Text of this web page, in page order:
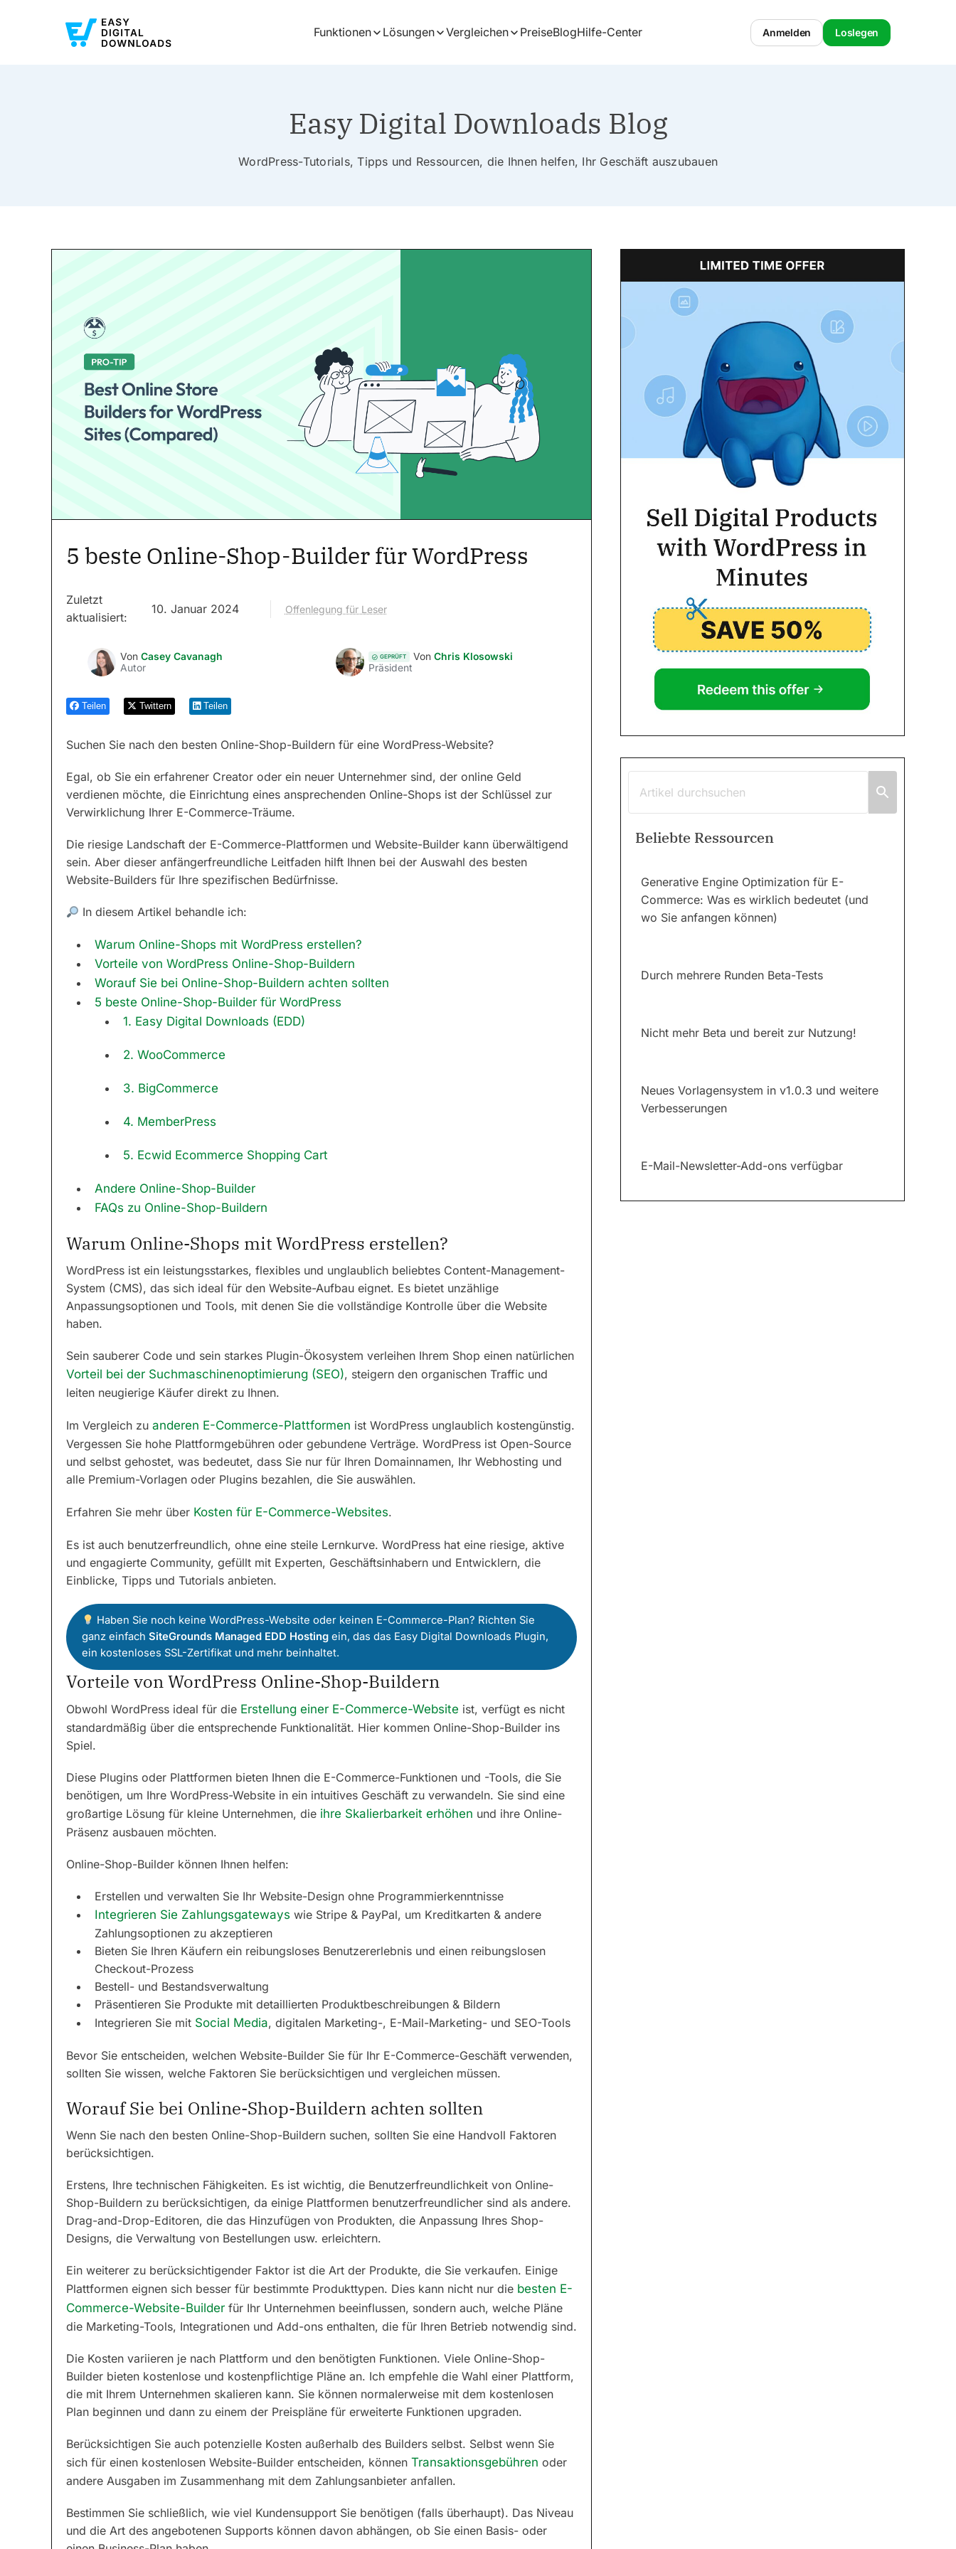
Funktionen Lösungen Vergleichen PreiseBlogHilfe-Center Anmelden Loslegen
Easy Digital Downloads Blog
WordPress-Tutorials, Tipps und Ressourcen, die Ihnen helfen, Ihr Geschäft auszubauen
5 beste Online-Shop-Builder für WordPress
Zuletzt
aktualisiert:
10. Januar 2024 Offenlegung für Leser
Von Casey Cavanagh
Autor
GEPRÜFT Von Chris Klosowski
Präsident
Teilen Twittern Teilen
Suchen Sie nach den besten Online-Shop-Buildern für eine WordPress-Website?
Egal, ob Sie ein erfahrener Creator oder ein neuer Unternehmer sind, der online Geld
verdienen möchte, die Einrichtung eines ansprechenden Online-Shops ist der Schlüssel zur
Verwirklichung Ihrer E-Commerce-Träume.
Die riesige Landschaft der E-Commerce-Plattformen und Website-Builder kann überwältigend
sein. Aber dieser anfängerfreundliche Leitfaden hilft Ihnen bei der Auswahl des besten
Website-Builders für Ihre spezifischen Bedürfnisse.
In diesem Artikel behandle ich:
Warum Online-Shops mit WordPress erstellen?
Vorteile von WordPress Online-Shop-Buildern
Worauf Sie bei Online-Shop-Buildern achten sollten
5 beste Online-Shop-Builder für WordPress
1. Easy Digital Downloads (EDD)
2. WooCommerce
3. BigCommerce
4. MemberPress
5. Ecwid Ecommerce Shopping Cart
Andere Online-Shop-Builder
FAQs zu Online-Shop-Buildern
Warum Online-Shops mit WordPress erstellen?
WordPress ist ein leistungsstarkes, flexibles und unglaublich beliebtes Content-Management-
System (CMS), das sich ideal für den Website-Aufbau eignet. Es bietet unzählige
Anpassungsoptionen und Tools, mit denen Sie die vollständige Kontrolle über die Website
haben.
Sein sauberer Code und sein starkes Plugin-Ökosystem verleihen Ihrem Shop einen natürlichen
Vorteil bei der Suchmaschinenoptimierung (SEO), steigern den organischen Traffic und
leiten neugierige Käufer direkt zu Ihnen.
Im Vergleich zu anderen E-Commerce-Plattformen ist WordPress unglaublich kostengünstig.
Vergessen Sie hohe Plattformgebühren oder gebundene Verträge. WordPress ist Open-Source
und selbst gehostet, was bedeutet, dass Sie nur für Ihren Domainnamen, Ihr Webhosting und
alle Premium-Vorlagen oder Plugins bezahlen, die Sie auswählen.
Erfahren Sie mehr über Kosten für E-Commerce-Websites.
Es ist auch benutzerfreundlich, ohne eine steile Lernkurve. WordPress hat eine riesige, aktive
und engagierte Community, gefüllt mit Experten, Geschäftsinhabern und Entwicklern, die
Einblicke, Tipps und Tutorials anbieten.
Haben Sie noch keine WordPress-Website oder keinen E-Commerce-Plan? Richten Sie
ganz einfach SiteGrounds Managed EDD Hostingein, das das Easy Digital Downloads Plugin,
ein kostenloses SSL-Zertifikat und mehr beinhaltet.
Vorteile von WordPress Online-Shop-Buildern
Obwohl WordPress ideal für die Erstellung einer E-Commerce-Website ist, verfügt es nicht
standardmäßig über die entsprechende Funktionalität. Hier kommen Online-Shop-Builder ins
Spiel.
Diese Plugins oder Plattformen bieten Ihnen die E-Commerce-Funktionen und -Tools, die Sie
benötigen, um Ihre WordPress-Website in ein intuitives Geschäft zu verwandeln. Sie sind eine
großartige Lösung für kleine Unternehmen, die ihre Skalierbarkeit erhöhen und ihre Online-
Präsenz ausbauen möchten.
Online-Shop-Builder können Ihnen helfen:
Erstellen und verwalten Sie Ihr Website-Design ohne Programmierkenntnisse
Integrieren Sie Zahlungsgateways wie Stripe & PayPal, um Kreditkarten & andere
Zahlungsoptionen zu akzeptieren
Bieten Sie Ihren Käufern ein reibungsloses Benutzererlebnis und einen reibungslosen
Checkout-Prozess
Bestell- und Bestandsverwaltung
Präsentieren Sie Produkte mit detaillierten Produktbeschreibungen & Bildern
Integrieren Sie mit Social Media, digitalen Marketing-, E-Mail-Marketing- und SEO-Tools
Bevor Sie entscheiden, welchen Website-Builder Sie für Ihr E-Commerce-Geschäft verwenden,
sollten Sie wissen, welche Faktoren Sie berücksichtigen und vergleichen müssen.
Worauf Sie bei Online-Shop-Buildern achten sollten
Wenn Sie nach den besten Online-Shop-Buildern suchen, sollten Sie eine Handvoll Faktoren
berücksichtigen.
Erstens, Ihre technischen Fähigkeiten. Es ist wichtig, die Benutzerfreundlichkeit von Online-
Shop-Buildern zu berücksichtigen, da einige Plattformen benutzerfreundlicher sind als andere.
Drag-and-Drop-Editoren, die das Hinzufügen von Produkten, die Anpassung Ihres Shop-
Designs, die Verwaltung von Bestellungen usw. erleichtern.
Ein weiterer zu berücksichtigender Faktor ist die Art der Produkte, die Sie verkaufen. Einige
Plattformen eignen sich besser für bestimmte Produkttypen. Dies kann nicht nur die besten E-
Commerce-Website-Builder für Ihr Unternehmen beeinflussen, sondern auch, welche Pläne
die Marketing-Tools, Integrationen und Add-ons enthalten, die für Ihren Betrieb notwendig sind.
Die Kosten variieren je nach Plattform und den benötigten Funktionen. Viele Online-Shop-
Builder bieten kostenlose und kostenpflichtige Pläne an. Ich empfehle die Wahl einer Plattform,
die mit Ihrem Unternehmen skalieren kann. Sie können normalerweise mit dem kostenlosen
Plan beginnen und dann zu einem der Preispläne für erweiterte Funktionen upgraden.
Berücksichtigen Sie auch potenzielle Kosten außerhalb des Builders selbst. Selbst wenn Sie
sich für einen kostenlosen Website-Builder entscheiden, können Transaktionsgebühren oder
andere Ausgaben im Zusammenhang mit dem Zahlungsanbieter anfallen.
Bestimmen Sie schließlich, wie viel Kundensupport Sie benötigen (falls überhaupt). Das Niveau
und die Art des angebotenen Supports können davon abhängen, ob Sie einen Basis- oder
Beliebte Ressourcen
Generative Engine Optimization für E-
Commerce: Was es wirklich bedeutet (und
wo Sie anfangen können)
Durch mehrere Runden Beta-Tests
Nicht mehr Beta und bereit zur Nutzung!
Neues Vorlagensystem in v1.0.3 und weitere
Verbesserungen
E-Mail-Newsletter-Add-ons verfügbar